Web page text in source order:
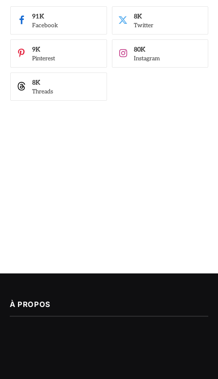
Facebook
91K
Twitter
8K
Pinterest
9K
Instagram
80K
Threads
8K
À PROPOS